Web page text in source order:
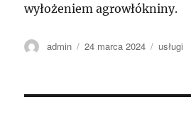
wyłożeniem agrowłókniny.
Autor
admin
Data
24 marca 2024 Kategorie
usługi